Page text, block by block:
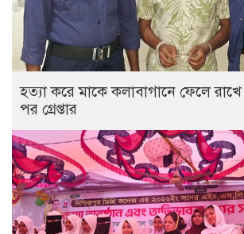
হত্যা করে মাকে কলাবাগানে ফেলে
পর গ্রেপ্তার